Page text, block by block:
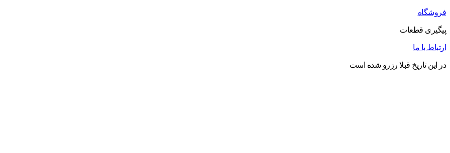
فروشگاه
پیگیری قطعات
ارتباط با ما
در این تاریخ قبلا رزرو شده است